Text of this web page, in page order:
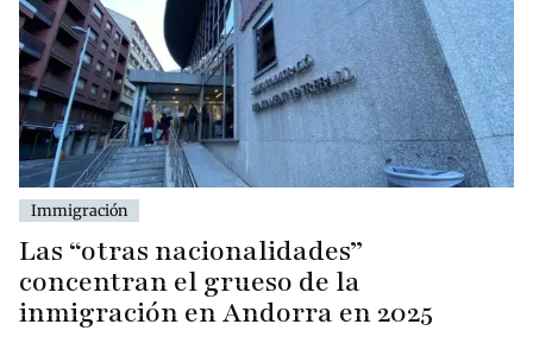
Immigración
Las “otras nacionalidades”
concentran el grueso de la
inmigración en Andorra en 2025